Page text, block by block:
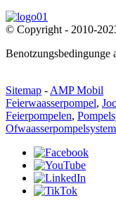
© Copyright - 2010-
Benotzungsbedingunge
Sitemap - AMP Mobil
Feierwaasserpompel,
Feierpompelen,
Ofwaasserpompelsystem